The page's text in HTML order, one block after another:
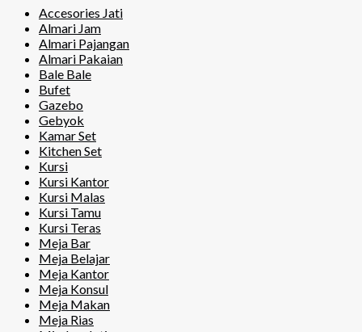
Accesories Jati
Almari Jam
Almari Pajangan
Almari Pakaian
Bale Bale
Bufet
Gazebo
Gebyok
Kamar Set
Kitchen Set
Kursi
Kursi Kantor
Kursi Malas
Kursi Tamu
Kursi Teras
Meja Bar
Meja Belajar
Meja Kantor
Meja Konsul
Meja Makan
Meja Rias